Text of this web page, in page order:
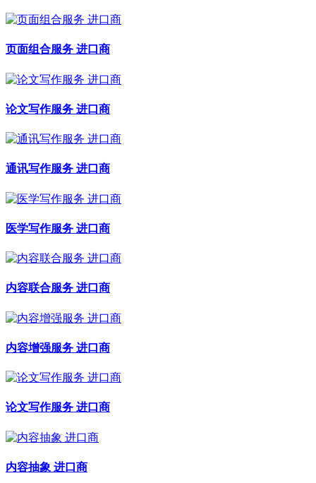
页面组合服务 进口商
论文写作服务 进口商
通讯写作服务 进口商
医学写作服务 进口商
内容联合服务 进口商
内容增强服务 进口商
论文写作服务 进口商
内容抽象 进口商